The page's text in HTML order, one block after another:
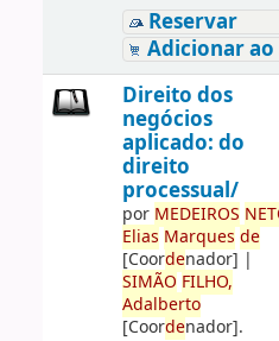
Reservar
Adicionar
Direito dos
negócios
aplicado: do
direito
processual/
por MEDEIROS
Elias Marques de
[Coordenador] |
SIMÃO FILHO,
Adalberto
[Coordenador].